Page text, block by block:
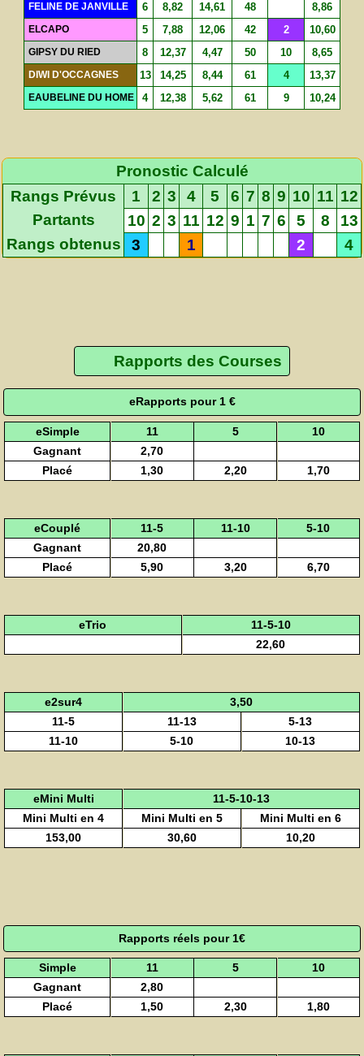
FELINE DE JANVILLE 6 8,82 14,61 48 8,86
ELCAPO 5 7,88 12,06 42 2 10,60
GIPSY DU RIED 8 12,37 4,47 50 10 8,65
DIWI D'OCCAGNES 13 14,25 8,44 61 4 13,37
EAUBELINE DU HOME 4 12,38 5,62 61 9 10,24
Pronostic Calculé
Rangs Prévus
1 2 3 4 5 6 7 8 9 10 11 12
Partants
10 2 3 11 12 9 1 7 6 5 8
13
Rangs obtenus
3 1 2 4
Rapports des Courses
eRapports pour 1 €
eSimple 11 5
10
Gagnant
2,70
Placé
1,30 2,20 1,70
eCouplé 11-5 11-10
5-10
Gagnant
20,80
Placé
5,90 3,20 6,70
eTrio
11-5-10
22,60
e2sur4
3,50
11-5
11-13
5-13
11-10
5-10 10-13
eMini Multi
11-5-10-13
Mini Multi en 4
Mini Multi en 5
Mini Multi en 6
153,00
30,60 10,20
Rapports réels pour 1€
Simple 11 5
10
Gagnant
2,80
Placé
1,50 2,30 1,80